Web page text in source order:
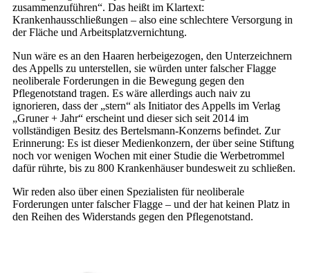
zusammenzuführen“. Das heißt im Klartext:
Krankenhausschließungen – also eine schlechtere Versorgung in
der Fläche und Arbeitsplatzvernichtung.
Nun wäre es an den Haaren herbeigezogen, den Unterzeichnern
des Appells zu unterstellen, sie würden unter falscher Flagge
neoliberale Forderungen in die Bewegung gegen den
Pflegenotstand tragen. Es wäre allerdings auch naiv zu
ignorieren, dass der „stern“ als Initiator des Appells im Verlag
„Gruner + Jahr“ erscheint und dieser sich seit 2014 im
vollständigen Besitz des Bertelsmann-Konzerns befindet. Zur
Erinnerung: Es ist dieser Medienkonzern, der über seine Stiftung
noch vor wenigen Wochen mit einer Studie die Werbetrommel
dafür rührte, bis zu 800 Krankenhäuser bundesweit zu schließen.
Wir reden also über einen Spezialisten für neoliberale
Forderungen unter falscher Flagge – und der hat keinen Platz in
den Reihen des Widerstands gegen den Pflegenotstand.